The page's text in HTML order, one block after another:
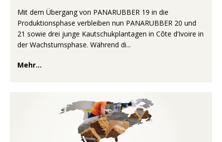
Mit dem Übergang von PANARUBBER 19 in die
Produktionsphase verbleiben nun PANARUBBER 20 und
21 sowie drei junge Kautschukplantagen in Côte d’Ivoire in
der Wachstumsphase. Während di...
Mehr...